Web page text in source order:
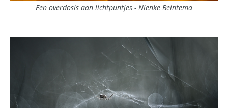
Een overdosis aan lichtpuntjes - Nienke Beintema